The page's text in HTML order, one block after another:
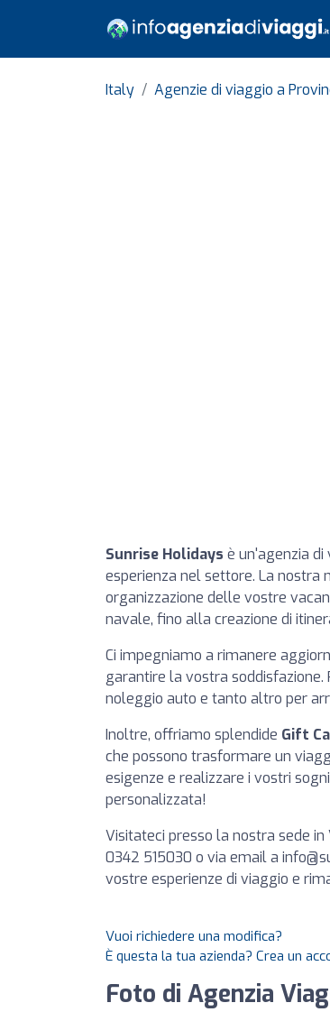
Italy Agenzie di viaggio a
Sunrise Holidays è un'agenzia
esperienza nel settore. La nostra
organizzazione delle vostre
navale, fino alla creazione di
Ci impegniamo a rimanere
garantire la vostra
noleggio auto e tanto altro per
Inoltre, offriamo splendide Gift
che possono trasformare un
esigenze e realizzare i vostri
personalizzata!
Visitateci presso la nostra sede
0342 515030 o via email a
vostre esperienze di viaggio e
Vuoi richiedere una modifica?
È questa la tua azienda? Crea un
Foto di Agenzia